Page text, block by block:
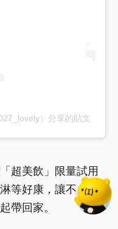
）分享的貼文
超美飲」限量試用
等好康，讓不少民
帶回家。